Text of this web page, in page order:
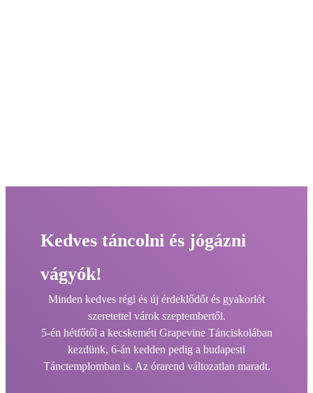
Kedves táncolni és jógázni
vágyók!
Minden kedves régi és új érdeklődőt és gyakorlót
szeretettel várok szeptembertől.
5-én hétfőtől a kecskeméti Grapevine Tánciskolában
kezdünk, 6-án kedden pedig a budapesti
Tánctemplomban is. Az órarend változatlan maradt.